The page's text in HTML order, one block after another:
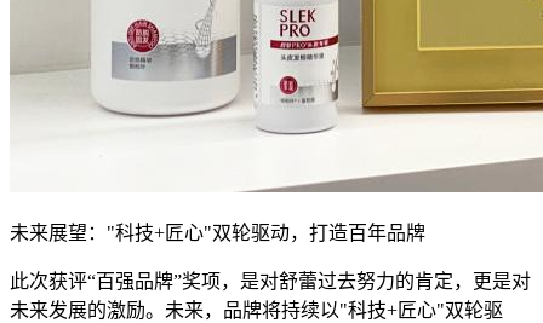
未来展望："科技+匠心"双轮驱动，打造百年品牌
此次获评“百强品牌”奖项，是对舒蕾过去努力的肯定，更是对
未来发展的激励。未来，品牌将持续以"科技+匠心"双轮驱